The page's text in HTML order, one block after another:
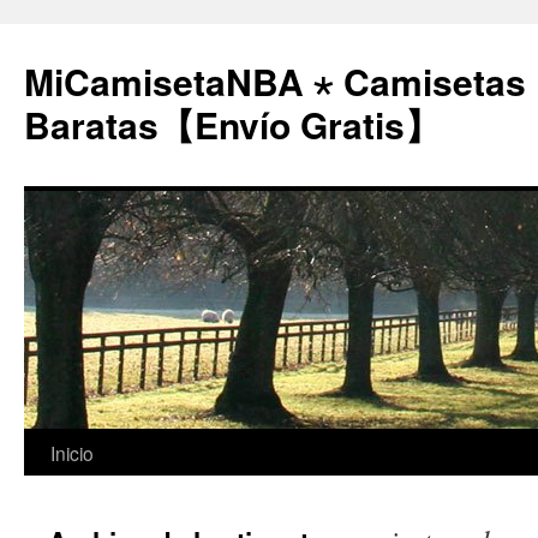
MiCamisetaNBA ⋆ Camisetas
Baratas【Envío Gratis】
Saltar
Inicio